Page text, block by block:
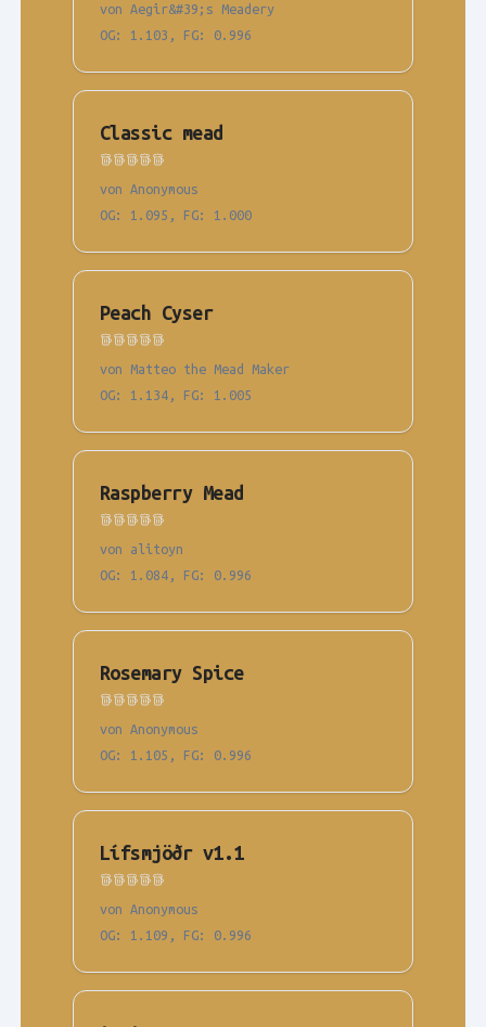
von Aegir&#39;s Meadery
OG: 1.103 , FG: 0.996
Classic mead
von Anonymous
OG: 1.095 , FG: 1.000
Peach Cyser
von Matteo the Mead Maker
OG: 1.134, FG: 1.005
Raspberry Mead
von alitoyn
OG: 1.084, FG: 0.996
Rosemary Spice
von Anonymous
OG: 1.105 , FG: 0.996
Lífsmjöðr v1.1
von Anonymous
OG: 1.109 , FG: 0.996